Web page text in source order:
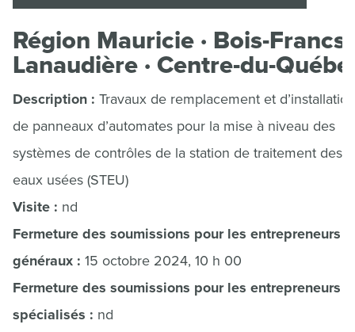
Région Mauricie · Bois-Francs
Lanaudière · Centre-du-
Description : Travaux de remplacement et d’installation
de panneaux d’automates pour la mise à niveau des
systèmes de contrôles de la station de traitement des
eaux usées (STEU)
Visite : nd
Fermeture des soumissions pour les entrepreneurs
généraux : 15 octobre 2024, 10 h 00
Fermeture des soumissions pour les entrepreneurs
spécialisés : nd